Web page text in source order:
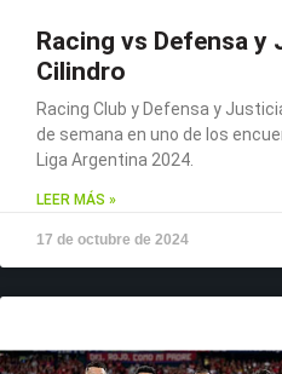
Racing vs Defensa y
Cilindro
Racing Club y Defensa y
de semana en uno de los
Liga Argentina 2024.
LEER MÁS »
17 de octubre de 2024